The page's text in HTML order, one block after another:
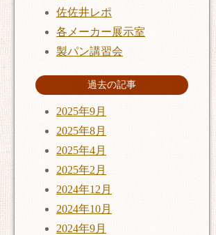
佐佐井レポ
各メーカー展示室
製パン講習会
過去の記事
2025年9月
2025年8月
2025年4月
2025年2月
2024年12月
2024年10月
2024年9月